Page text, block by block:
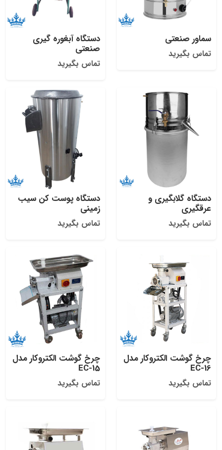
سماور صنعتی
تماس بگیرید
دستگاه آبغوره گیری
صنعتی
تماس بگیرید
دستگاه گلابگیری و
عرقگیری
تماس بگیرید
دستگاه پوست کن سیب
زمینی
تماس بگیرید
چرخ گوشت الکتروکار مدل
EC-16
تماس بگیرید
چرخ گوشت الکتروکار مدل
EC-15
تماس بگیرید